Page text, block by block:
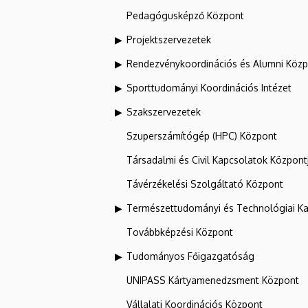
Pedagógusképző Központ
Projektszervezetek
Rendezvénykoordinációs és Alumni
Sporttudományi Koordinációs Intézet
Szakszervezetek
Szuperszámítógép (HPC) Központ
Társadalmi és Civil Kapcsolatok
Távérzékelési Szolgáltató Központ
Természettudományi és Technológiai
Továbbképzési Központ
Tudományos Főigazgatóság
UNIPASS Kártyamenedzsment Központ
Vállalati Koordinációs Központ